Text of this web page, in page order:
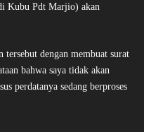
Kubu Pdt Marjio) akan
dengan membuat surat
bahwa saya tidak akan
perdatanya sedang berproses